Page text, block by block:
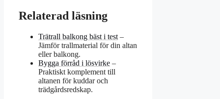
Relaterad läsning
Trätrall balkong bäst i test –
Jämför trallmaterial för din altan
eller balkong.
Bygga förråd i lösvirke –
Praktiskt komplement till
altanen för kuddar och
trädgårdsredskap.